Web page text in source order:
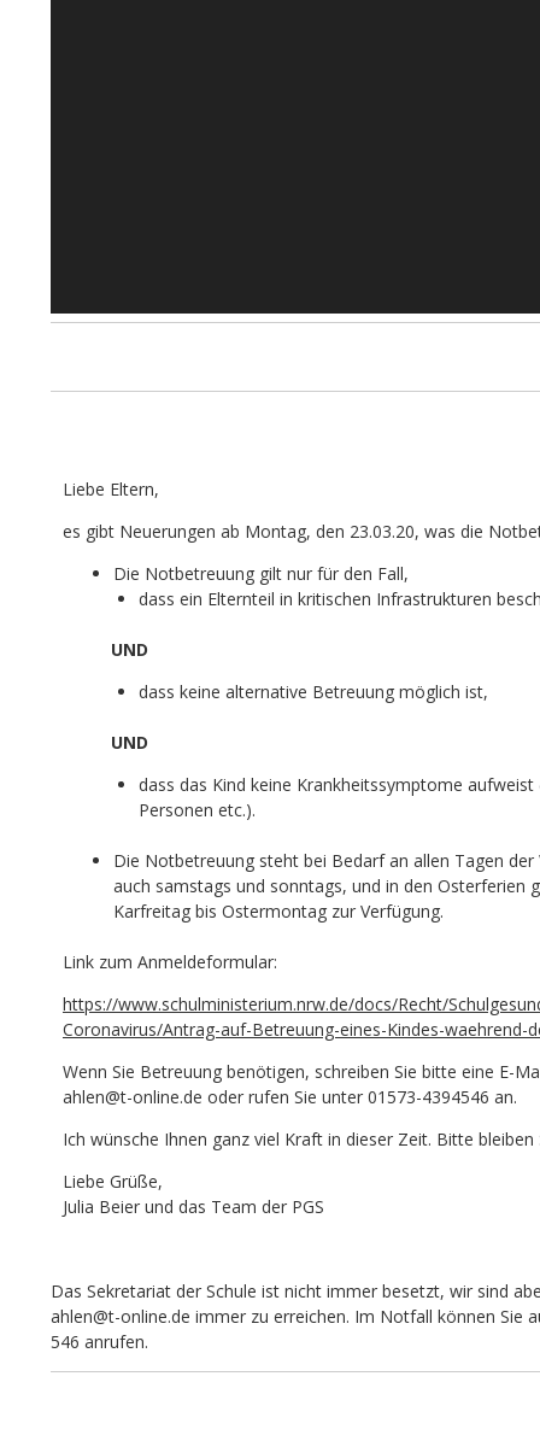
Liebe Eltern,
es gibt Neuerungen ab Montag, den 23.03.20, was die
Die Notbetreuung gilt nur für den Fall,
dass ein Elternteil in kritischen Infrastrukturen
UND
dass keine alternative Betreuung möglich ist,
UND
dass das Kind keine Krankheitssymptome
Personen etc.).
Die Notbetreuung steht bei Bedarf an allen Tagen
auch samstags und sonntags, und in den Osterferien
Karfreitag bis Ostermontag zur Verfügung.
Link zum Anmeldeformular:
https://www.schulministerium.nrw.de/docs/Recht/
Coronavirus/Antrag-auf-Betreuung-eines-Kindes-waehrend-
Wenn Sie Betreuung benötigen, schreiben Sie bitte eine E-
ahlen@t-online.de oder rufen Sie unter 01573-4394546 an.
Ich wünsche Ihnen ganz viel Kraft in dieser Zeit. Bitte bleiben
Liebe Grüße,
Julia Beier und das Team der PGS
Das Sekretariat der Schule ist nicht immer besetzt, wir sind
ahlen@t-online.de immer zu erreichen. Im Notfall können Sie
546 anrufen.